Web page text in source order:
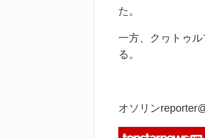
た。
一方、クヮトゥ
る。
オソリン